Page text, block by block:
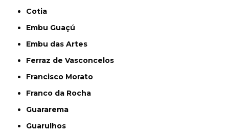
Cotia
Embu Guaçú
Embu das Artes
Ferraz de Vasconcelos
Francisco Morato
Franco da Rocha
Guararema
Guarulhos